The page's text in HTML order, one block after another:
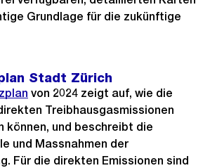
Grundlage für die zukünftige
Stadt Zürich
von 2024 zeigt auf, wie die
Treibhausgasmissionen
können, und beschreibt die
und Massnahmen der
Für die direkten Emissionen sind